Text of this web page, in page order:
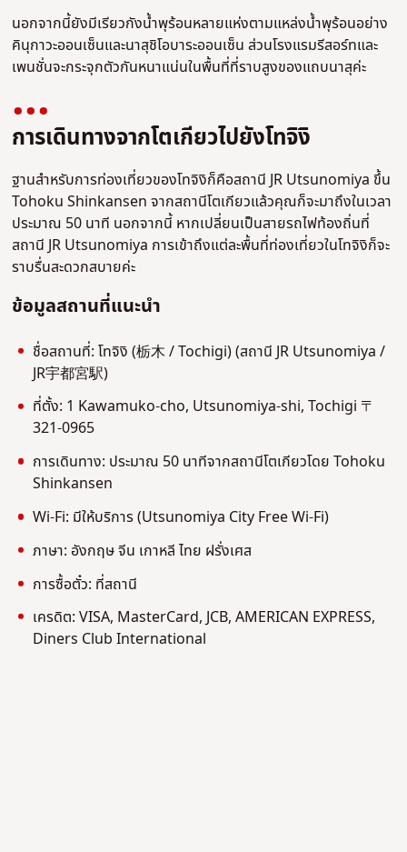
นอกจากนี้ยังมีเรียวกังน้ำพุร้อนหลายแห่งตามแหล่งน้ำพุร้อนอย่าง
คินุกาวะออนเซ็นและนาสุชิโอบาระออนเซ็น ส่วนโรงแรมรีสอร์ทและ
เพนชั่นจะกระจุกตัวกันหนาแน่นในพื้นที่ที่ราบสูงของแถบนาสุค่ะ
การเดินทางจากโตเกียวไปยังโทจิงิ
ฐานสำหรับการท่องเที่ยวของโทจิงิก็คือสถานี JR Utsunomiya ขึ้น
Tohoku Shinkansen จากสถานีโตเกียวแล้วคุณก็จะมาถึงในเวลา
ประมาณ 50 นาที นอกจากนี้ หากเปลี่ยนเป็นสายรถไฟท้องถิ่นที่
สถานี JR Utsunomiya การเข้าถึงแต่ละพื้นที่ท่องเที่ยวในโทจิงิก็จะ
ราบรื่นสะดวกสบายค่ะ
ข้อมูลสถานที่แนะนำ
ชื่อสถานที่: โทจิงิ (栃木 / Tochigi) (สถานี JR Utsunomiya /
JR宇都宮駅)
ที่ตั้ง: 1 Kawamuko-cho, Utsunomiya-shi, Tochigi 〒
321-0965
การเดินทาง: ประมาณ 50 นาทีจากสถานีโตเกียวโดย Tohoku
Shinkansen
Wi-Fi: มีให้บริการ (Utsunomiya City Free Wi-Fi)
ภาษา: อังกฤษ จีน เกาหลี ไทย ฝรั่งเศส
การซื้อตั๋ว: ที่สถานี
เครดิต: VISA, MasterCard, JCB, AMERICAN EXPRESS,
Diners Club International